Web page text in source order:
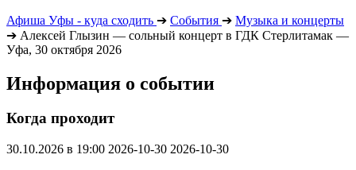
Афиша Уфы - куда сходить ➔ События ➔ Музыка и концерты
➔ Алексей Глызин — сольный концерт в ГДК Стерлитамак —
Уфа, 30 октября 2026
Информация о событии
Когда проходит
30.10.2026 в 19:00 2026-10-30 2026-10-30